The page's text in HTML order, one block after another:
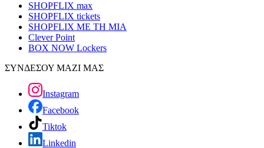
SHOPFLIX max
SHOPFLIX tickets
SHOPFLIX ΜΕ ΤΗ ΜΙΑ
Clever Point
BOX NOW Lockers
ΣΥΝΔΕΣΟΥ ΜΑΖΙ ΜΑΣ
Instagram
Facebook
Tiktok
Linkedin